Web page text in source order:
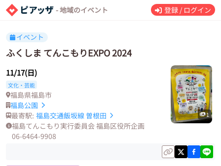
- 地域のイベント 登録 / ログイン
イベント
ふくしま てんこもりEXPO 2024
11/17(日)
文化・芸能
福島県福島市
福島公園
最寄駅: 福島交通飯坂線 曽根田
福島てんこもり実行委員会 福島区役所企画
06-6464-9908
1